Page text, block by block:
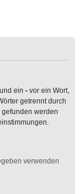
ein - vor ein Wort,
getrennt durch
werden
verwenden